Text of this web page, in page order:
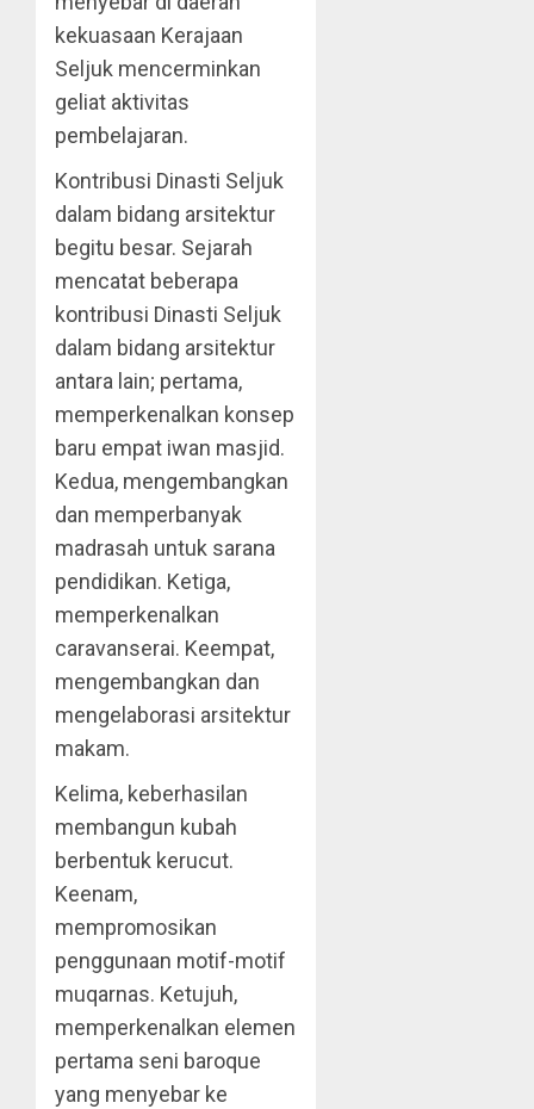
kekuasaan Kerajaan
Seljuk mencerminkan
geliat aktivitas
pembelajaran.
Kontribusi Dinasti Seljuk
dalam bidang arsitektur
begitu besar. Sejarah
mencatat beberapa
kontribusi Dinasti Seljuk
dalam bidang arsitektur
antara lain; pertama,
memperkenalkan konsep
baru empat iwan masjid.
Kedua, mengembangkan
dan memperbanyak
madrasah untuk sarana
pendidikan. Ketiga,
memperkenalkan
caravanserai. Keempat,
mengembangkan dan
mengelaborasi arsitektur
makam.
Kelima, keberhasilan
membangun kubah
berbentuk kerucut.
Keenam,
mempromosikan
penggunaan motif-motif
muqarnas. Ketujuh,
memperkenalkan elemen
pertama seni baroque
yang menyebar ke